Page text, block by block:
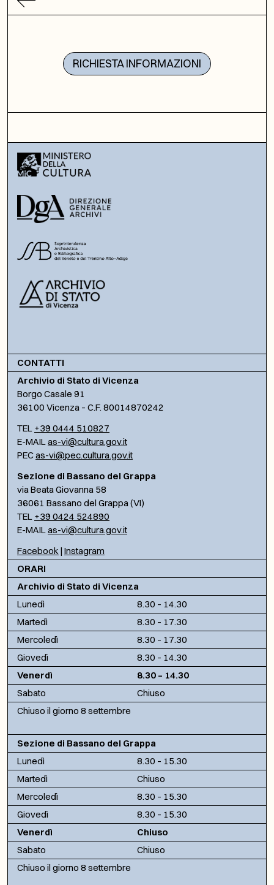
RICHIESTA INFORMAZIONI
CONTATTI
Archivio di Stato di Vicenza
Borgo Casale 91
36100 Vicenza – C.F. 80014870242
TEL +39 0444 510827
E-MAILas-vi@cultura.gov.it
PECas-vi@pec.cultura.gov.it
Sezione di Bassano del Grappa
via Beata Giovanna 58
36061 Bassano del Grappa (VI)
TEL +39 0424 524890
E-MAILas-vi@cultura.gov.it
Facebook | Instagram
ORARI
Archivio di Stato di Vicenza
Lunedì
8.30 – 14.30
Martedì
8.30 – 17.30
Mercoledì
8.30 – 17.30
Giovedì
8.30 – 14.30
Venerdì
8.30 – 14.30
Sabato
Chiuso
Chiuso il giorno 8 settembre
Sezione di Bassano del Grappa
Lunedì
8.30 – 15.30
Martedì
Chiuso
Mercoledì
8.30 – 15.30
Giovedì
8.30 – 15.30
Venerdì
Chiuso
Sabato
Chiuso
Chiuso il giorno 8 settembre